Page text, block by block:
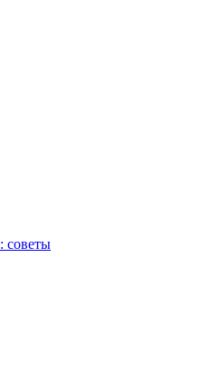
советы